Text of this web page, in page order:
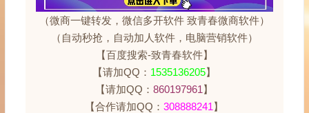
（微商一键转发，微信多开软件 致青春微商软件）
（自动秒抢，自动加人软件，电脑营销软件）
【百度搜索-致青春软件】
【请加QQ： 1535136205】
【请加QQ：860197961】
【合作请加QQ：308888241】